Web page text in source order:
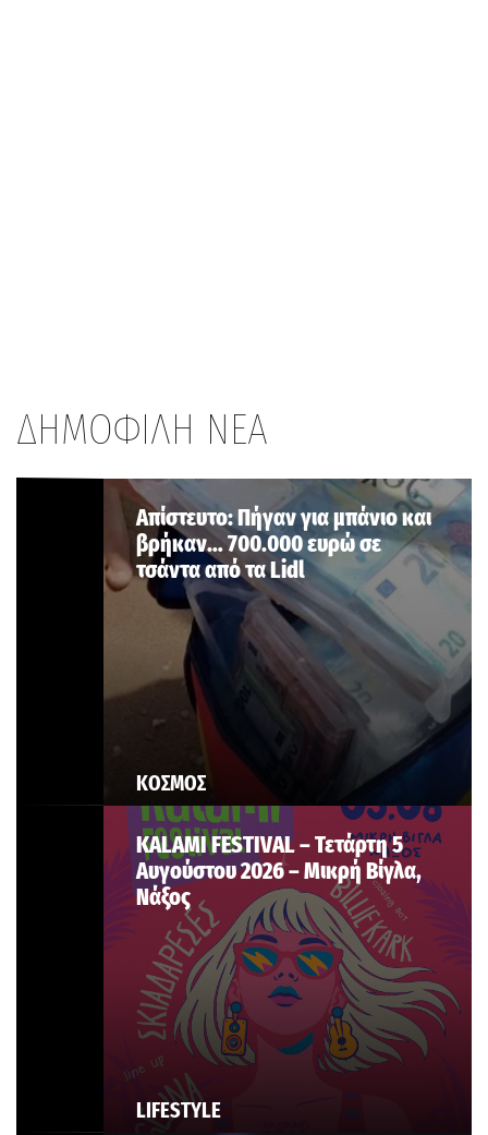
ΔΗΜΟΦΙΛΗ ΝΕΑ
ΚΟΣΜΟΣ
Aπίστευτο: Πήγαν για μπάνιο και
βρήκαν… 700.000 ευρώ σε
τσάντα από τα Lidl
LIFESTYLE
KALAMI FESTIVAL – Τετάρτη 5
Αυγούστου 2026 – Μικρή Βίγλα,
Νάξος